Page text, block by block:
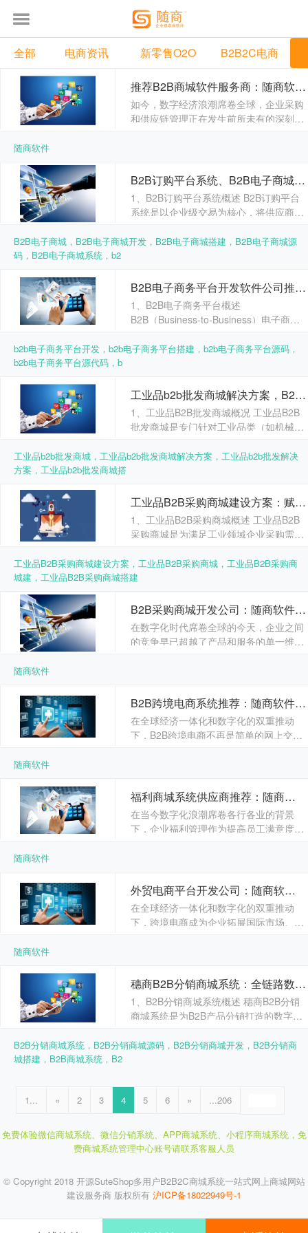
全部 电商资讯 新零售O2O B2B2C电商
推荐B2B商城软件服务商：随商软件—赋能企业采购/经销商管理数字化
如今，数字经济浪潮席卷全球，企业采购
和供应链管理正在发生前所未有的深刻变
随商软件
B2B订购平台系统、B2B电子商城系统|源码交付|工程案例
1、B2B订购平台系统概述 B2B订购平台
系统是以企业级交易为核心，将供应商、
算......
B2B电子商城，B2B电子商城开发，B2B电子商城搭建，B2B电子商城源
码，B2B电子商城系统，b2
B2B电子商务平台开发软件公司推荐。独立部署|源码交付|工程案例
1、B2B电子商务平台概述
B2B（Business-to-Business）电子商务
b2b电子商务平台开发，b2b电子商务平台搭建，b2b电子商务平台源码，
b2b电子商务平台源代码，b
工业品b2b批发商城解决方案，B2B工业品商城系统，源码交付，项目案例
1、工业品B2B批发商城概况 工业品B2B
批发商城是专门针对工业品类（如机械五
等......
工业品b2b批发商城，工业品b2b批发商城解决方案，工业品b2b批发解决
方案，工业品b2b批发商城搭
工业品B2B采购商城建设方案：赋能企业数字化升级，随商软件项目案例
1、工业品B2B采购商城概述 工业品B2B
采购商城是为满足工业领域企业采购需求
件、原材料、劳保用品、电气设备等工业
产品品类。......
工业品B2B采购商城建设方案，工业品B2B采购商城，工业品B2B采购商
城建，工业品B2B采购商城搭建
B2B采购商城开发公司：随商软件赋能企业供应链数字化转型
在数字化时代席卷全球的今天，企业之间
的竞争早已超越了产品和服务的单一维
随商软件
B2B跨境电商系统推荐：随商软件——赋能全球商业互联，驱动工业数字化未来
在全球经济一体化和数字化的双重推动
下，B2B跨境电商不再是简单的网上交
随商软件
福利商城系统供应商推荐：随商软件——为企业赋能数字化福利新体验
在当今数字化浪潮席卷各行各业的背景
下，企业福利管理作为提高员工满意度、
单......
随商软件
外贸电商平台开发公司：随商软件——引领全球数字贸易新未来
在全球经济一体化和数字化的双重推动
下，跨境电商成为企业拓展国际市场、实
随商软件
穗商B2B分销商城系统：全链路数字化分销解决方案|工程案例
1、B2B分销商城系统概述 穗商B2B分销
商城系统是为B2B产品分销打造的数字化
B2B分销商城系统，B2B分销商城源码，B2B分销商城开发，B2B分销商
城搭建，B2B商城系统，B2
1... « 2 3 4 5 6 » ...206
免费体验微信商城系统、微信分销系统、APP商城系统、小程序商城系统， 免
费商城系统管理中心账号请联系客服人员
© Copyright 2018 开源SuteShop多用户B2B2C商城系统一站式网上商城网站
建设服务商 版权所有 沪ICP备18022949号-1